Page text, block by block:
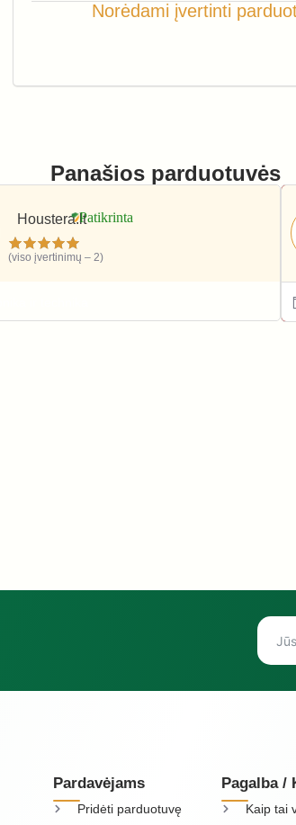
Norėdami įvertinti
Panašios parduotuvės
Houstera.lt
(viso įvertinimų – 2)
Pardavėjams
Pridėti parduotuvę
Pagalba /
Kaip tai